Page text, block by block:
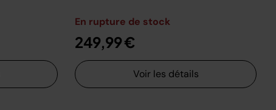
En rupture de stock
249,99 €
Voir les détails